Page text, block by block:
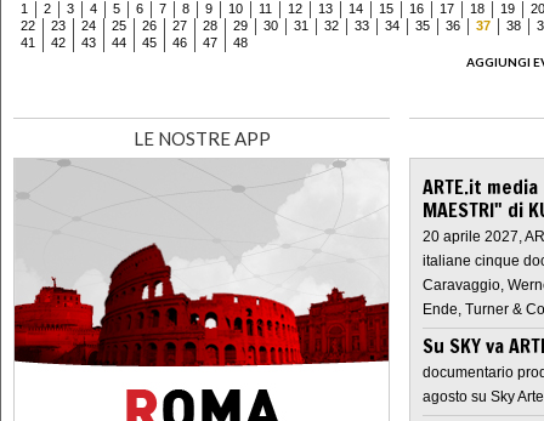
1 2 3 4 5 6 7 8 9 10 11 12 13 14 15 16 17 18 19
20
22
23 24 25 26 27 28 29 30 31 32 33 34 35 36 37 38
41
42 43 44 45 46 47
48
AGGIUNGI
LE NOSTRE APP
ARTE.it
MAESTRI" di
20 aprile 2027,
italiane cinque
Caravaggio,
Ende, Turner &
Su SKY va
documentario
agosto su Sky Arte